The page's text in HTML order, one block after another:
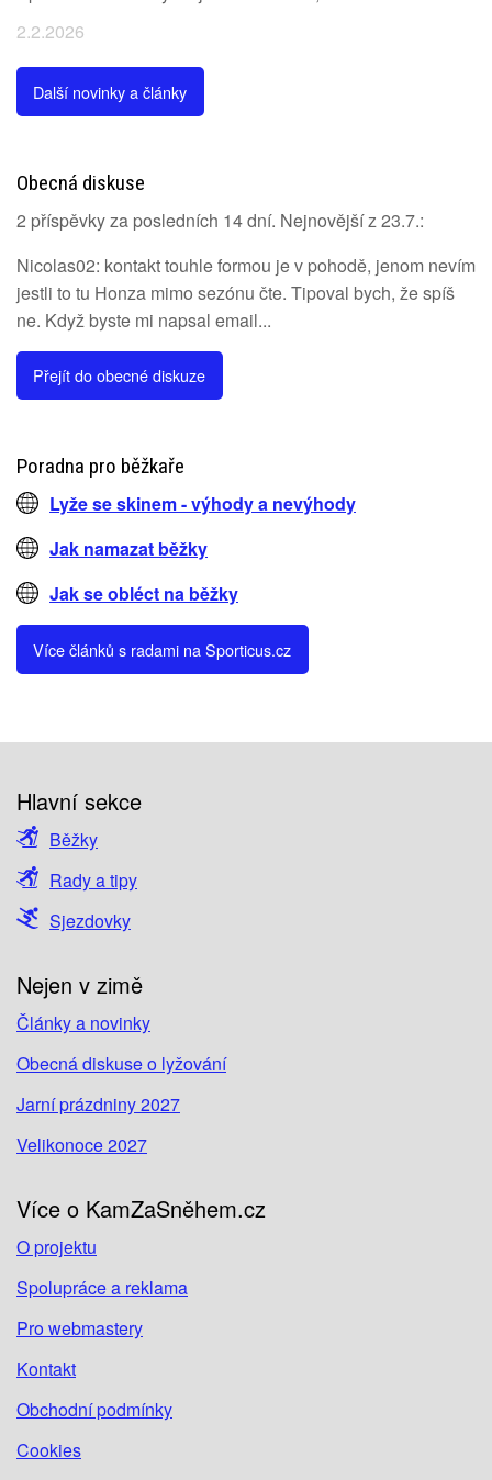
2.2.2026
Další novinky a články
Obecná diskuse
2 příspěvky za posledních 14 dní. Nejnovější z 23.7.:
Nicolas02: kontakt touhle formou je v pohodě, jenom nevím
jestli to tu Honza mimo sezónu čte. Tipoval bych, že spíš
ne. Když byste mi napsal email...
Přejít do obecné diskuze
Poradna pro běžkaře
Lyže se skinem - výhody a nevýhody
Jak namazat běžky
Jak se obléct na běžky
Více článků s radami na Sporticus.cz
Hlavní sekce
Běžky
Rady a tipy
Sjezdovky
Nejen v zimě
Články a novinky
Obecná diskuse o lyžování
Jarní prázdniny 2027
Velikonoce 2027
Více o KamZaSněhem.cz
O projektu
Spolupráce a reklama
Pro webmastery
Kontakt
Obchodní podmínky
Cookies